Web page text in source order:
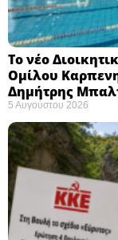
Το νέο
Ομίλου
Δημήτρης
5 Αυγούστου 2026